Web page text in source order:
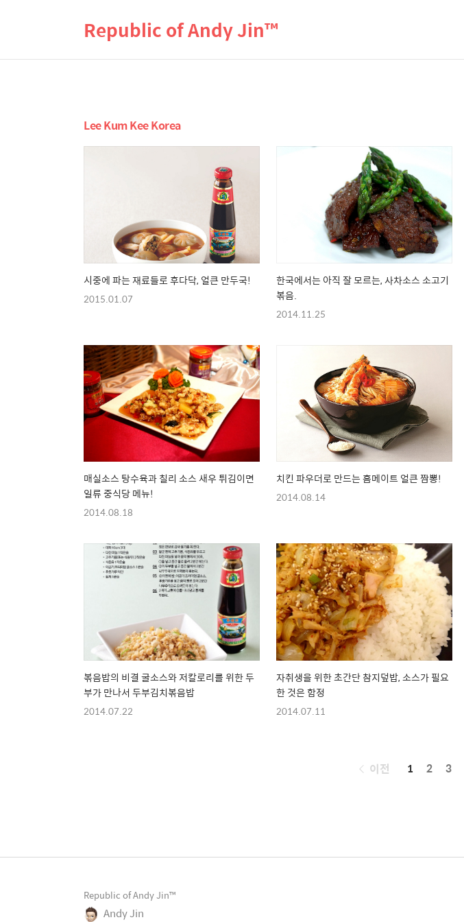
Republic of Andy Jin™
Lee Kum Kee Korea
시중에 파는 재료들로 후다닥, 얼큰 만두국!
2015.01.07
한국에서는 아직 잘 모르는, 사차소스 소고기
볶음.
2014.11.25
매실소스 탕수육과 칠리 소스 새우 튀김이면
일류 중식당 메뉴!
2014.08.18
치킨 파우더로 만드는 홈메이트 얼큰 짬뽕!
2014.08.14
볶음밥의 비결 굴소스와 저칼로리를 위한 두
부가 만나서 두부김치볶음밥
2014.07.22
자취생을 위한 초간단 참지덮밥, 소스가 필요
한 것은 함정
2014.07.11
이전 1 2 3
Republic of Andy Jin™
Andy Jin